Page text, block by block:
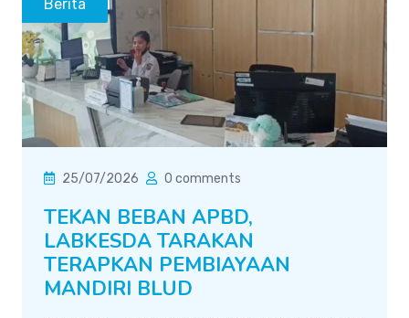
Berita
25/07/2026 0 comments
TEKAN BEBAN APBD,
LABKESDA TARAKAN
TERAPKAN PEMBIAYAAN
MANDIRI BLUD